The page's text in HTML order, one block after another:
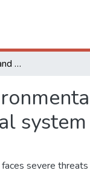
The effect of land use/land cover and its environmental attributes on the classification of priority zones for silvopastoral system adoption
severe